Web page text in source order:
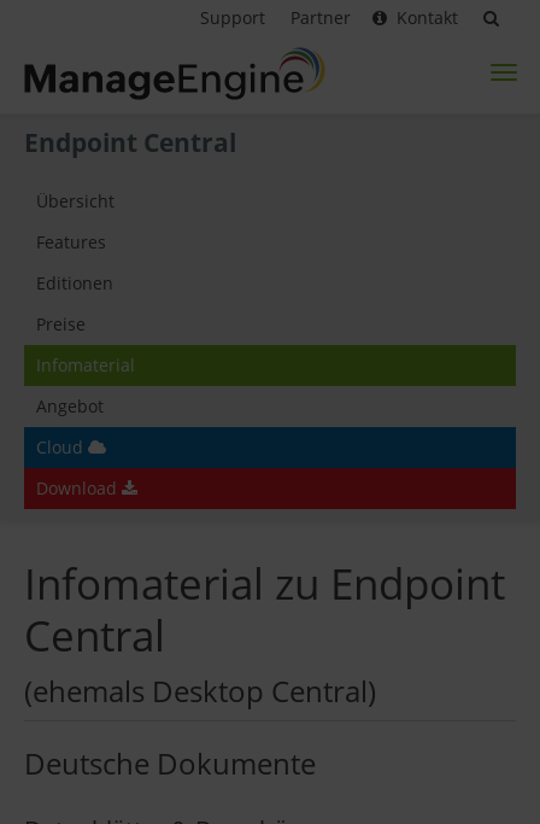
Support Partner Kontakt
Endpoint Central
Übersicht
Features
Editionen
Preise
Infomaterial
Angebot
Cloud
Download
Infomaterial zu Endpoint
Central
(ehemals Desktop Central)
Deutsche Dokumente